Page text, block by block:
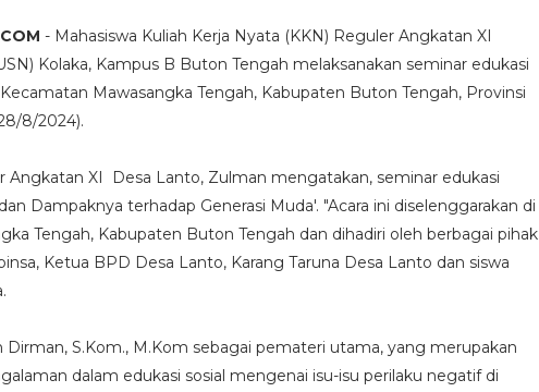
- Mahasiswa Kuliah Kerja Nyata (KKN) Reguler Angkatan XI
Kolaka, Kampus B Buton Tengah melaksanakan seminar edukasi
Mawasangka Tengah, Kabupaten Buton Tengah, Provinsi
8/2024).
Angkatan XI Desa Lanto, Zulman mengatakan, seminar edukasi
Dampaknya terhadap Generasi Muda'. "Acara ini diselenggarakan di
Tengah, Kabupaten Buton Tengah dan dihadiri oleh berbagai pihak
Ketua BPD Desa Lanto, Karang Taruna Desa Lanto dan siswa
S.Kom., M.Kom sebagai pemateri utama, yang merupakan
dalam edukasi sosial mengenai isu-isu perilaku negatif di